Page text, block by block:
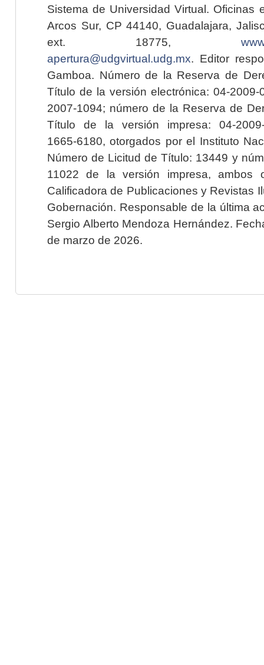
Sistema de Universidad Virtual. Oficinas
Arcos Sur, CP 44140, Guadalajara,
ext. 18775,
apertura@udgvirtual.udg.mx. Editor
Gamboa. Número de la Reserva de
Título de la versión electrónica: 04-2009-
2007-1094; número de la Reserva de
Título de la versión impresa: 04-2009-
1665-6180, otorgados por el Instituto
Número de Licitud de Título: 13449 y
11022 de la versión impresa, ambos
Calificadora de Publicaciones y Revistas
Gobernación. Responsable de la última
Sergio Alberto Mendoza Hernández.
de marzo de 2026.